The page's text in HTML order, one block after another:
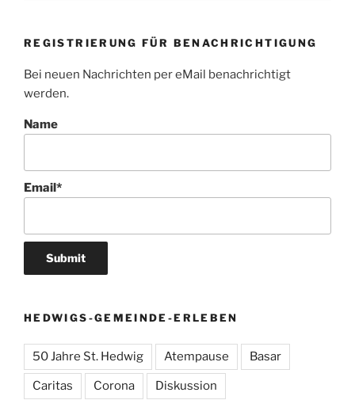
REGISTRIERUNG FÜR BENACHRICHTIGUNG
Bei neuen Nachrichten per eMail benachrichtigt
werden.
Name
Email*
HEDWIGS-GEMEINDE-ERLEBEN
50 Jahre St. Hedwig Atempause Basar
Caritas Corona Diskussion